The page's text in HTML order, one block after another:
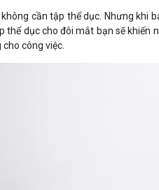
cần tập thể dục. Nhưng
thể dục cho đôi mắt bạn sẽ
công việc.